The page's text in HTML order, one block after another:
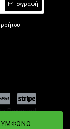
Εγγραφή
Reserved